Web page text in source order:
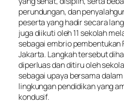
perundungan, dan
peserta yang hadir secara
juga diikuti oleh 11 sekolah
sebagai embrio pembentukan
Jakarta. Langkah tersebut
diperluas dan ditiru oleh
sebagai upaya bersama
lingkungan pendidikan yang
kondusif.